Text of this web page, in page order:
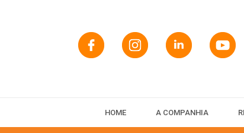
HOME A COMPANHIA